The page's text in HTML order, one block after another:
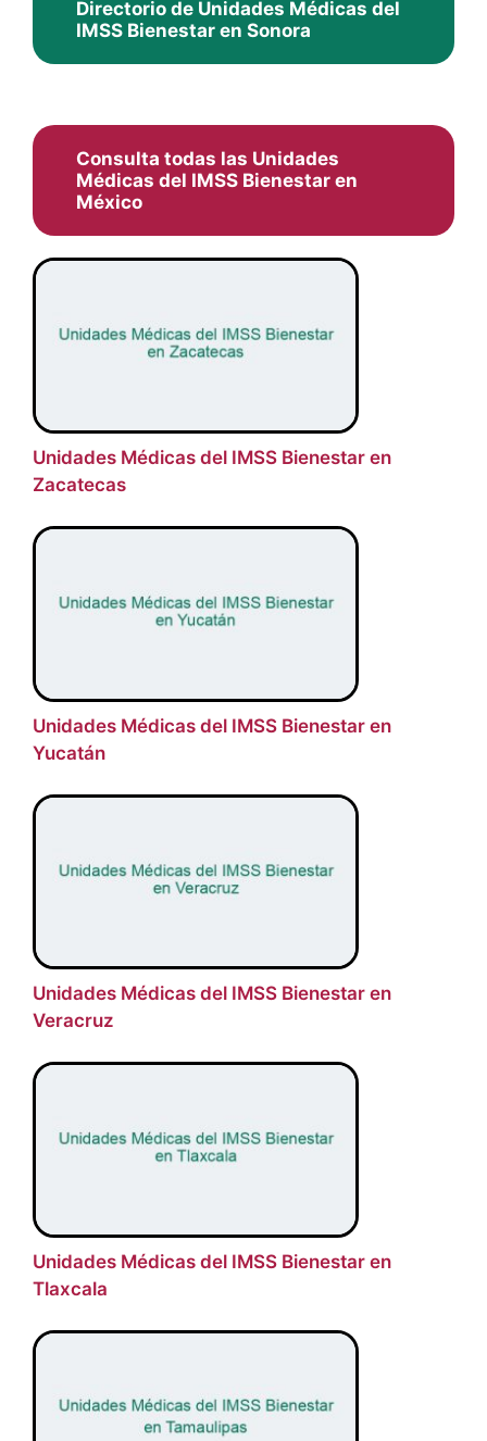
Directorio de Unidades Médicas del
IMSS Bienestar en Sonora
Consulta todas las Unidades
Médicas del IMSS Bienestar en
México
Unidades Médicas del IMSS Bienestar en
Zacatecas
Unidades Médicas del IMSS Bienestar en
Yucatán
Unidades Médicas del IMSS Bienestar en
Veracruz
Unidades Médicas del IMSS Bienestar en
Tlaxcala